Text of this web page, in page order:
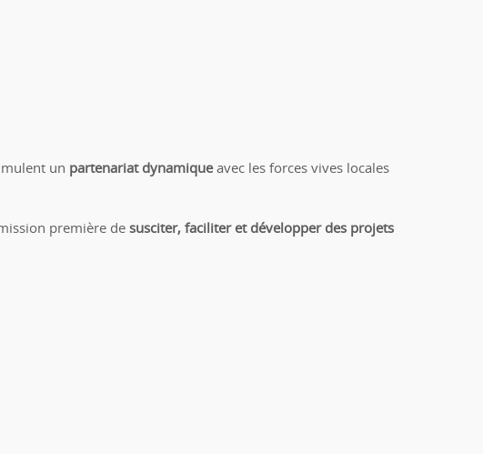
un partenariat dynamiqueavec les forces vives locales
première de susciter, faciliter et développer des projets